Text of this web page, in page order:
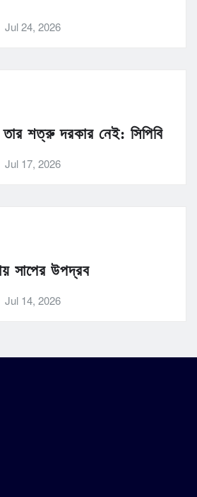
Jul 24, 2026
শত্রু দরকার নেই: সিপিবি
Jul 17, 2026
সাপের উপদ্রব
Jul 14, 2026